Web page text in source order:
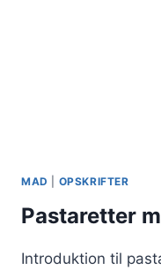
MAD OPSKRIFTER
Pastaretter
Introduktion til